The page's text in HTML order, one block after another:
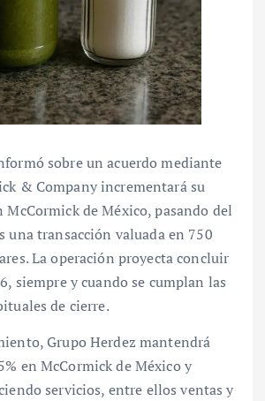
sobre un acuerdo mediante
& Company incrementará su
de México, pasando del
una transacción valuada en 750
La operación proyecta concluir
siempre y cuando se cumplan las
de cierre.
Grupo Herdez mantendrá
en McCormick de México y
servicios, entre ellos ventas y